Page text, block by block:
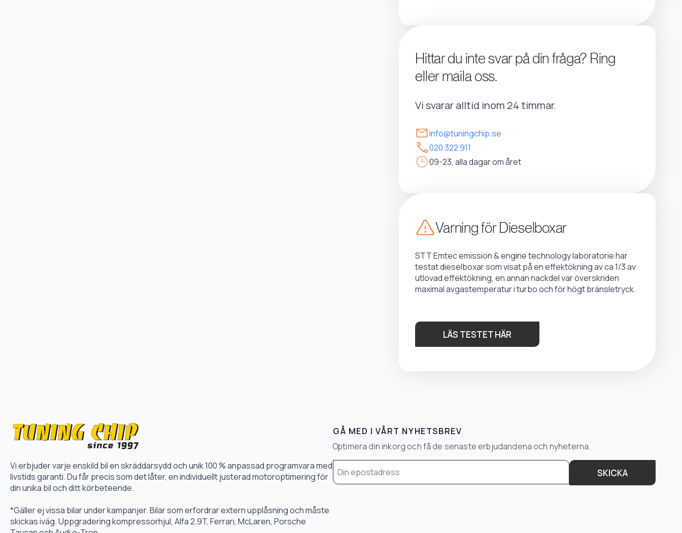
Hittar du inte svar på din fråga? Ring
eller maila oss.
Vi svarar alltid inom 24 timmar.
info@tuningchip.se
020 322 911
09-23, alla dagar om året
Varning för Dieselboxar
STT Emtec emission & engine technology laboratorie har
testat dieselboxar som visat på en effektökning av ca 1/3 av
utlovad effektökning, en annan nackdel var överskriden
maximal avgastemperatur i turbo och för högt bränsletryck.
LÄS TESTET HÄR
Vi erbjuder varje enskild bil en skräddarsydd och unik 100 % anpassad programvara med
livstids garanti. Du får precis som det låter, en individuellt justerad motoroptimering för
din unika bil och ditt körbeteende.
*Gäller ej vissa bilar under kampanjer. Bilar som erfordrar extern upplåsning och måste
skickas iväg. Uppgradering kompressorhjul, Alfa 2.9T, Ferrari, McLaren, Porsche
GÅ MED I VÅRT NYHETSBREV
Optimera din inkorg och få de senaste erbjudandena och nyheterna.
Email
* SKICKA